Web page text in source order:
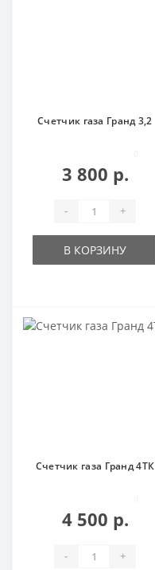
Счетчик газа Гранд 3,2
3 800 р.
- +
В КОРЗИНУ
Счетчик газа Гранд 4ТК
4 500 р.
- +